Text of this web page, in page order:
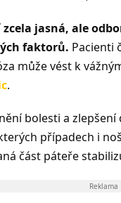
jasná, ale
faktorů. Pacienti
může vést k
.
bolesti a
případech i
část páteře
Reklama